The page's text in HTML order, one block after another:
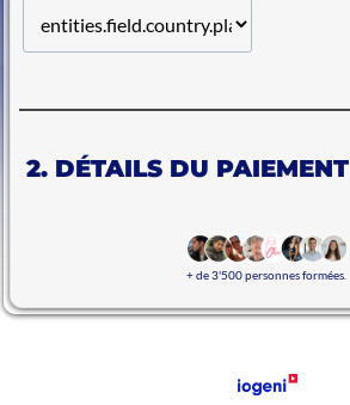
2. DÉTAILS DU PAIEMENT
+ de 3'500 personnes formées.